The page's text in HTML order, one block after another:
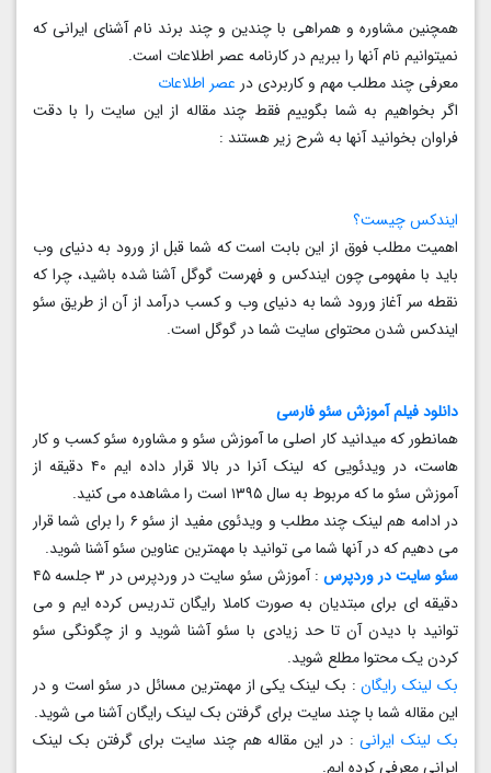
همچنین مشاوره و همراهی با چندین و چند برند نام آشنای ایرانی که
نمیتوانیم نام آنها را ببریم در کارنامه عصر اطلاعات است.
معرفی چند مطلب مهم و کاربردی در عصر اطلاعات
اگر بخواهیم به شما بگوییم فقط چند مقاله از این سایت را با دقت
فراوان بخوانید آنها به شرح زیر هستند :
ایندکس چیست؟
اهمیت مطلب فوق از این بابت است که شما قبل از ورود به دنیای وب
باید با مفهومی چون ایندکس و فهرست گوگل آشنا شده باشید، چرا که
نقطه سر آغاز ورود شما به دنیای وب و کسب درآمد از آن از طریق سئو
ایندکس شدن محتوای سایت شما در گوگل است.
دانلود فیلم آموزش سئو فارسی
همانطور که میدانید کار اصلی ما آموزش سئو و مشاوره سئو کسب و کار
هاست، در ویدئویی که لینک آنرا در بالا قرار داده ایم ۴۰ دقیقه از
آموزش سئو ما که مربوط به سال ۱۳۹۵ است را مشاهده می کنید.
در ادامه هم لینک چند مطلب و ویدئوی مفید از سئو ۶ را برای شما قرار
می دهیم که در آنها شما می توانید با مهمترین عناوین سئو آشنا شوید.
سئو سایت در وردپرس
: آموزش سئو سایت در وردپرس در ۳ جلسه ۴۵
دقیقه ای برای مبتدیان به صورت کاملا رایگان تدریس کرده ایم و می
توانید با دیدن آن تا حد زیادی با سئو آشنا شوید و از چگونگی سئو
کردن یک محتوا مطلع شوید.
بک لینک رایگان: بک لینک یکی از مهمترین مسائل در سئو است و در
این مقاله شما با چند سایت برای گرفتن بک لینک رایگان آشنا می شوید.
بک لینک ایرانی: در این مقاله هم چند سایت برای گرفتن بک لینک
ایرانی معرفی کرده ایم.